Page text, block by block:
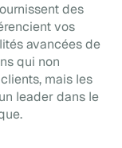
des
vos
avancées de
qui non
mais les
leader dans le